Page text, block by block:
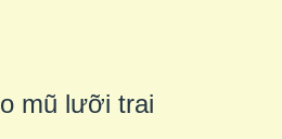
mũ lưỡi trai